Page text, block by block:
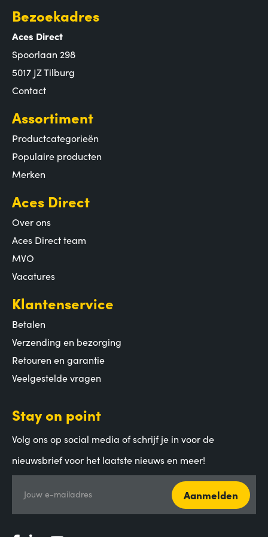
Bezoekadres
Aces Direct
Spoorlaan 298
5017 JZ Tilburg
Contact
Assortiment
Productcategorieën
Populaire producten
Merken
Aces Direct
Over ons
Aces Direct team
MVO
Vacatures
Klantenservice
Betalen
Verzending en bezorging
Retouren en garantie
Veelgestelde vragen
Stay on point
Volg ons op social media of schrijf je in voor de
nieuwsbrief voor het laatste nieuws en meer!
Jouw e-mailadres Aanmelden